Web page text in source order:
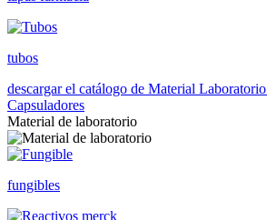
tubos
descargar el catálogo de Material Laboratorio
Capsuladores
Material de laboratorio
fungibles